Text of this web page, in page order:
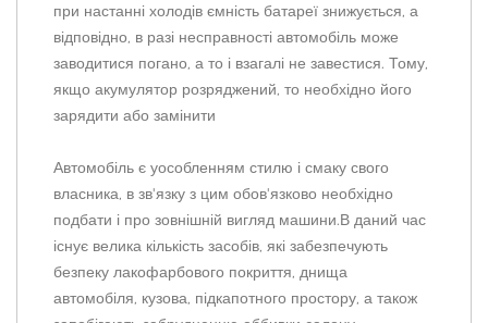
при настанні холодів ємність батареї знижується, а
відповідно, в разі несправності автомобіль може
заводитися погано, а то і взагалі не завестися. Тому,
якщо акумулятор розряджений, то необхідно його
зарядити або замінити
Автомобіль є уособленням стилю і смаку свого
власника, в зв'язку з цим обов'язково необхідно
подбати і про зовнішній вигляд машини.В даний час
існує велика кількість засобів, які забезпечують
безпеку лакофарбового покриття, днища
автомобіля, кузова, підкапотного простору, а також